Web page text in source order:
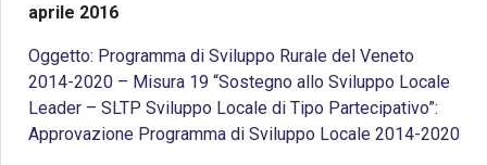
aprile 2016
Oggetto: Programma di Sviluppo Rurale del Veneto
2014-2020 – Misura 19 “Sostegno allo Sviluppo Locale
Leader – SLTP Sviluppo Locale di Tipo Partecipativo”:
Approvazione Programma di Sviluppo Locale 2014-2020